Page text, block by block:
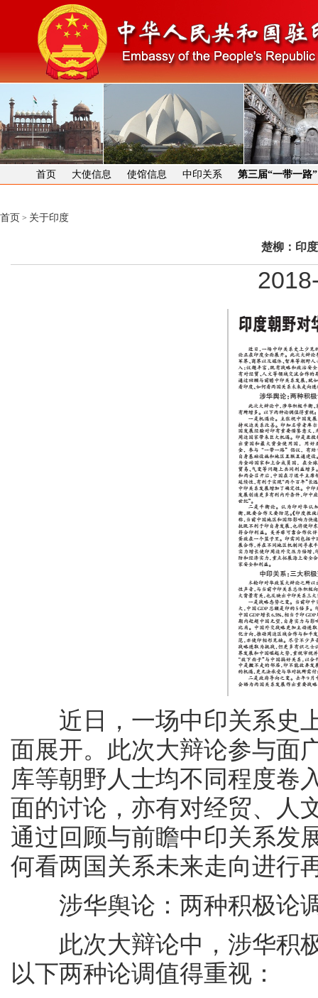
首页 大使信息 使馆信息 中印关系 第三届“一带一路
首页 > 关于印度
楚柳：印
近日，一场中印关系史上
面展开。此次大辩论参与面
库等朝野人士均不同程度卷
面的讨论，亦有对经贸、人
通过回顾与前瞻中印关系发
何看两国关系未来走向进行
涉华舆论：两种积极论
此次大辩论中，涉华积极
以下两种论调值得重视：